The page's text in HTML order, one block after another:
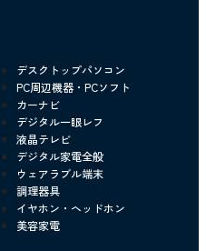
デスクトップパソコン
PC周辺機器・PCソフト
カーナビ
デジタル一眼レフ
液晶テレビ
デジタル家電全般
ウェアラブル端末
調理器具
イヤホン・ヘッドホン
美容家電